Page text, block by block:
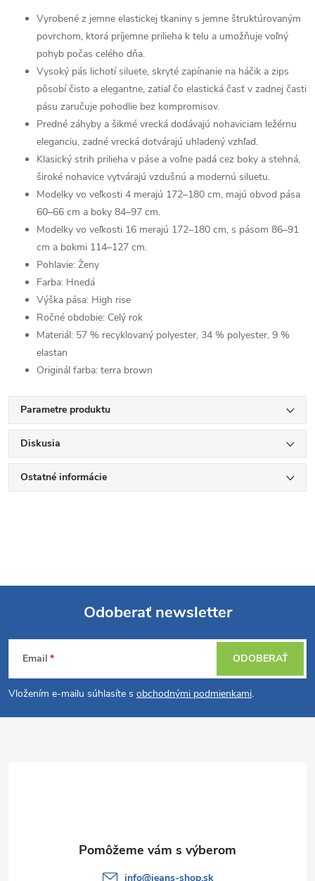
Vyrobené z jemne elastickej tkaniny s jemne štruktúrovaným
povrchom, ktorá príjemne prilieha k telu a umožňuje voľný
pohyb počas celého dňa.
Vysoký pás lichotí siluete, skryté zapínanie na háčik a zips
pôsobí čisto a elegantne, zatiaľ čo elastická časť v zadnej časti
pásu zaručuje pohodlie bez kompromisov.
Predné záhyby a šikmé vrecká dodávajú nohaviciam ležérnu
eleganciu, zadné vrecká dotvárajú uhladený vzhľad.
Klasický strih prilieha v páse a voľne padá cez boky a stehná,
široké nohavice vytvárajú vzdušnú a modernú siluetu.
Modelky vo veľkosti 4 merajú 172–180 cm, majú obvod pása
60–66 cm a boky 84–97 cm.
Modelky vo veľkosti 16 merajú 172–180 cm, s pásom 86–91
cm a bokmi 114–127 cm.
Pohlavie: Ženy
Farba: Hnedá
Výška pása: High rise
Ročné obdobie: Celý rok
Materiál: 57 % recyklovaný polyester, 34 % polyester, 9 %
elastan
Originál farba: terra brown
Parametre produktu
Diskusia
Ostatné informácie
Z
á
p
Odoberať newsletter
Email
Vložením e-mailu súhlasíte s obchodnými podmienkami.
ODOBERAŤ
info@jeans-shop.sk